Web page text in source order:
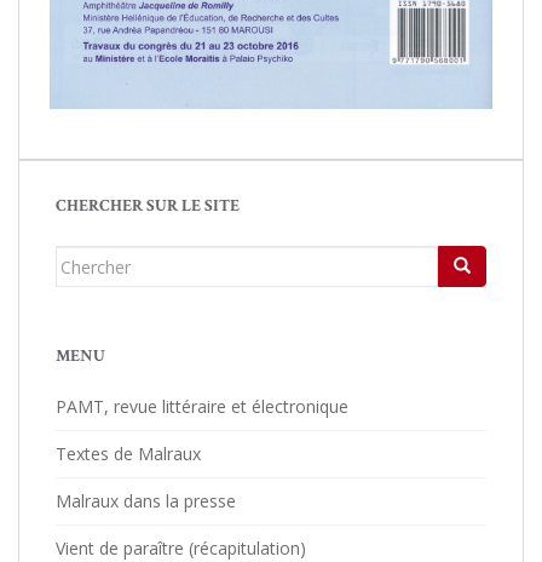
CHERCHER SUR LE SITE
Chercher...
MENU
PAMT, revue littéraire et électronique
Textes de Malraux
Malraux dans la presse
Vient de paraître (récapitulation)